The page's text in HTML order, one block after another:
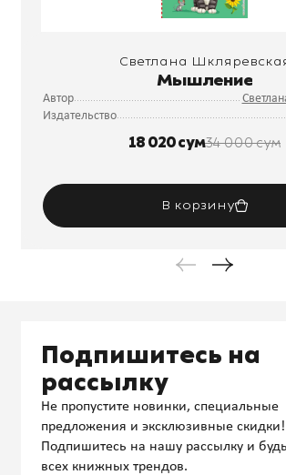
Светлана
Мышление
Автор
Издательство
18 020 сум34 000 сум
В корзину
Подпишитесь на
рассылку
Не пропустите новинки, специальные
предложения и эксклюзивные скидки!
Подпишитесь на нашу рассылку и
всех книжных трендов.